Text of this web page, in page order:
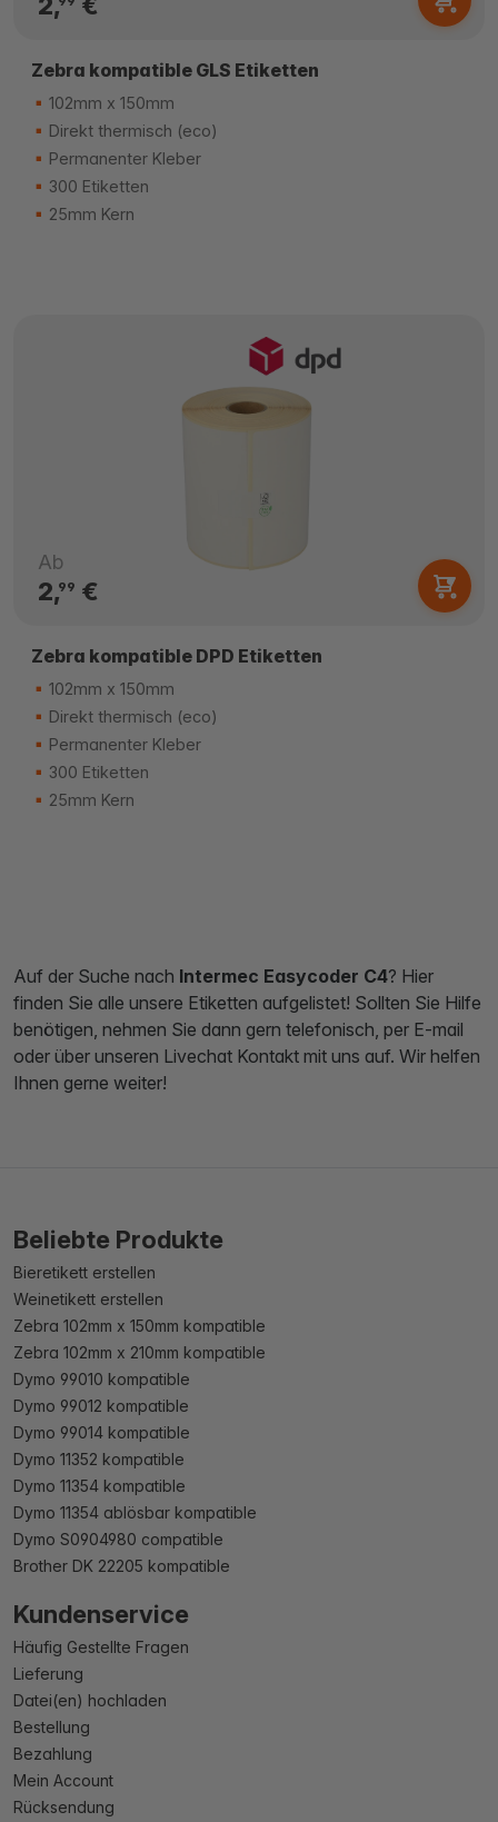
Zebra kompatible GLS Etiketten
102mm x 150mm
Direkt thermisch (eco)
Permanenter Kleber
300 Etiketten
25mm Kern
Ab
2,99 €
Zebra kompatible DPD Etiketten
102mm x 150mm
Direkt thermisch (eco)
Permanenter Kleber
300 Etiketten
25mm Kern
Auf der Suche nach Intermec Easycoder C4? Hier
finden Sie alle unsere Etiketten aufgelistet! Sollten Sie Hilfe
benötigen, nehmen Sie dann gern telefonisch, per E-mail
oder über unseren Livechat Kontakt mit uns auf. Wir helfen
Ihnen gerne weiter!
Beliebte Produkte
Bieretikett erstellen
Weinetikett erstellen
Zebra 102mm x 150mm kompatible
Zebra 102mm x 210mm kompatible
Dymo 99010 kompatible
Dymo 99012 kompatible
Dymo 99014 kompatible
Dymo 11352 kompatible
Dymo 11354 kompatible
Dymo 11354 ablösbar kompatible
Dymo S0904980 compatible
Brother DK 22205 kompatible
Kundenservice
Häufig Gestellte Fragen
Lieferung
Datei(en) hochladen
Bestellung
Bezahlung
Mein Account
Rücksendung